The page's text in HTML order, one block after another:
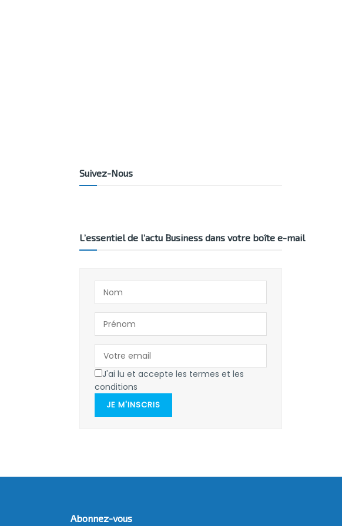
Suivez-Nous
L’essentiel de l’actu Business dans votre boîte e-mail
J'ai lu et accepte les termes et les
conditions
JE M'INSCRIS